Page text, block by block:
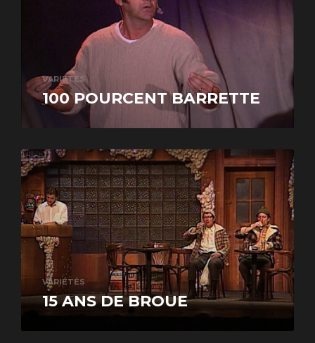
VARIÉTÉS
100 POURCENT BARRETTE
VARIÉTÉS
15 ANS DE BROUE